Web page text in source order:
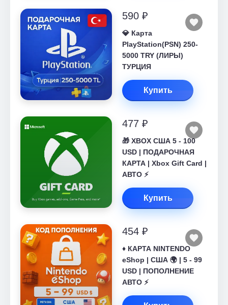
590 ₽
💎 Карта
PlayStation(PSN) 250-
5000 TRY (ЛИРЫ)
ТУРЦИЯ
Купить
477 ₽
🎁 XBOX США 5 - 100
USD | ПОДАРОЧНАЯ
КАРТА | Xbox Gift Card |
АВТО ⚡
Купить
454 ₽
♦️ КАРТА NINTENDO
eShop | США 🌍 | 5 - 99
USD | ПОПОЛНЕНИЕ
АВТО ⚡